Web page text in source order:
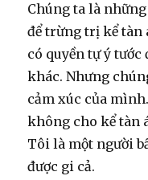
Chúng ta là
để trừng trị kể tàn
có quyền tự ý
khác. Nhưng
cảm xúc của
không cho kể tàn
Tôi là một người
được gi cả.